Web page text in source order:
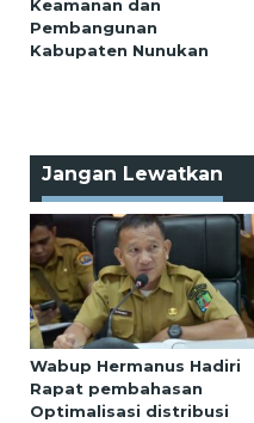
Keamanan dan
Pembangunan
Kabupaten Nunukan
Jangan Lewatkan
Wabup Hermanus Hadiri
Rapat pembahasan
Optimalisasi distribusi